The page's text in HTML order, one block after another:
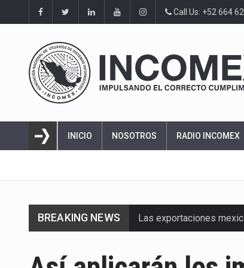
Call Us: +52 664
INICIO NOSOTROS RADIO INCOMEX
BREAKING NEWS Las exportaciones